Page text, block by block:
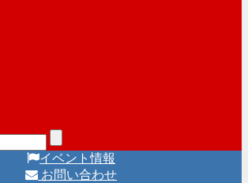
イベント情報
お問い合わせ